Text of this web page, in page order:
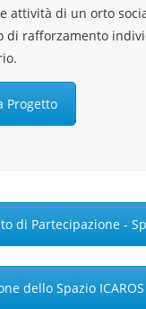
attività di un orto
di rafforzamento
Progetto
di Partecipazione -
dello Spazio ICAROS